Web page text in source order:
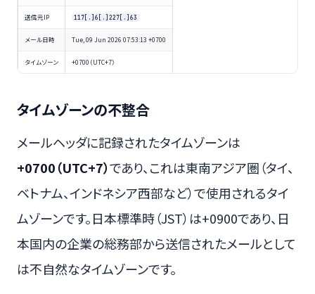
送信元IP 117[.]6[.]227[.]63
メール日時 Tue, 09 Jun 2026 07:53:13 +0700
タイムゾーン +0700（UTC+7）
タイムゾーンの不整合
メールヘッダに記録されたタイムゾーンは
+0700（UTC+7）であり、これは東南アジア圏（タイ、
ベトナム、インドネシア西部など）で使用されるタイ
ムゾーンです。日本標準時（JST）は+0900であり、日
本国内の企業の総務部から送信されたメールとして
は不自然なタイムゾーンです。